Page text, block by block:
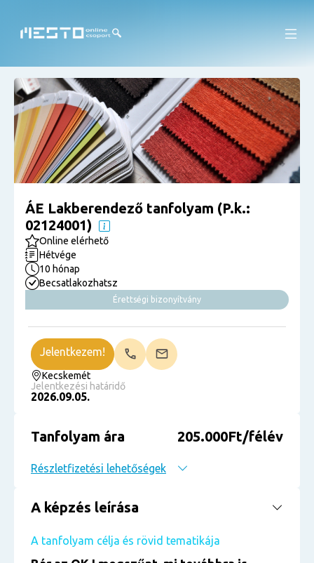
ÁE Lakberendező tanfolyam (P.k.:
02124001)
Online elérhető
Hétvége
10 hónap
Becsatlakozhatsz
Érettségi bizonyítvány
Kecskemét
Jelentkezési határidő
2026.09.05.
Jelentkezem!
Tanfolyam ára 205.000Ft/félév
Részletfizetési lehetőségek
A képzés leírása
A tanfolyam célja és rövid tematikája